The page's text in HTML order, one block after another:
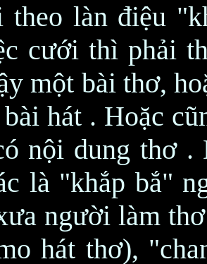
theo làn điệu
cưới thì phải
một bài thơ,
hát . Hoặc
nội dung thơ
là "khắp bắ"
người làm
hát thơ),